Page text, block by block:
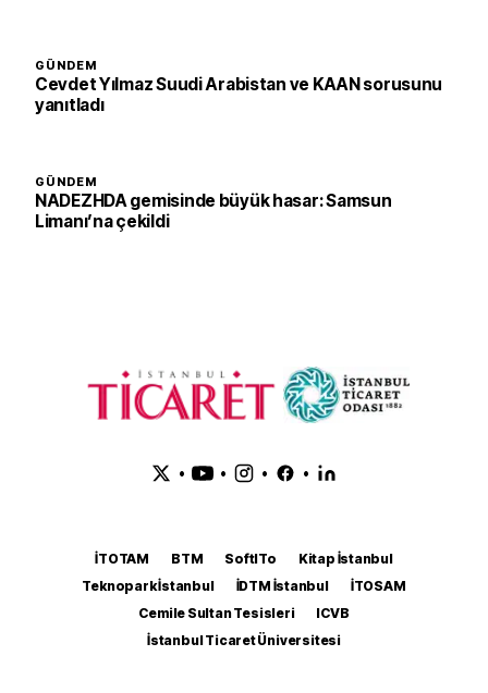
GÜNDEM
Cevdet Yılmaz Suudi Arabistan ve KAAN sorusunu
yanıtladı
GÜNDEM
NADEZHDA gemisinde büyük hasar: Samsun
Limanı’na çekildi
• • • •
İTOTAM BTM SoftITo
Kitap İstanbul
Teknopark İstanbul
İDTM İstanbul
İTOSAM
Cemile Sultan Tesisleri
ICVB
İstanbul Ticaret Üniversitesi